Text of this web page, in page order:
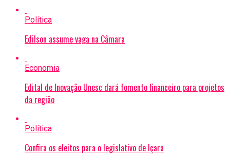
Política
Edilson assume vaga na Câmara
Economia
Edital de Inovação Unesc dará fomento financeiro para projetos
da região
Política
Confira os eleitos para o legislativo de Içara